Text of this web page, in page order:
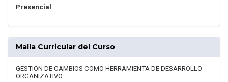
Presencial
Malla Curricular del Curso
GESTIÓN DE CAMBIOS COMO HERRAMIENTA DE DESARROLLO
ORGANIZATIVO